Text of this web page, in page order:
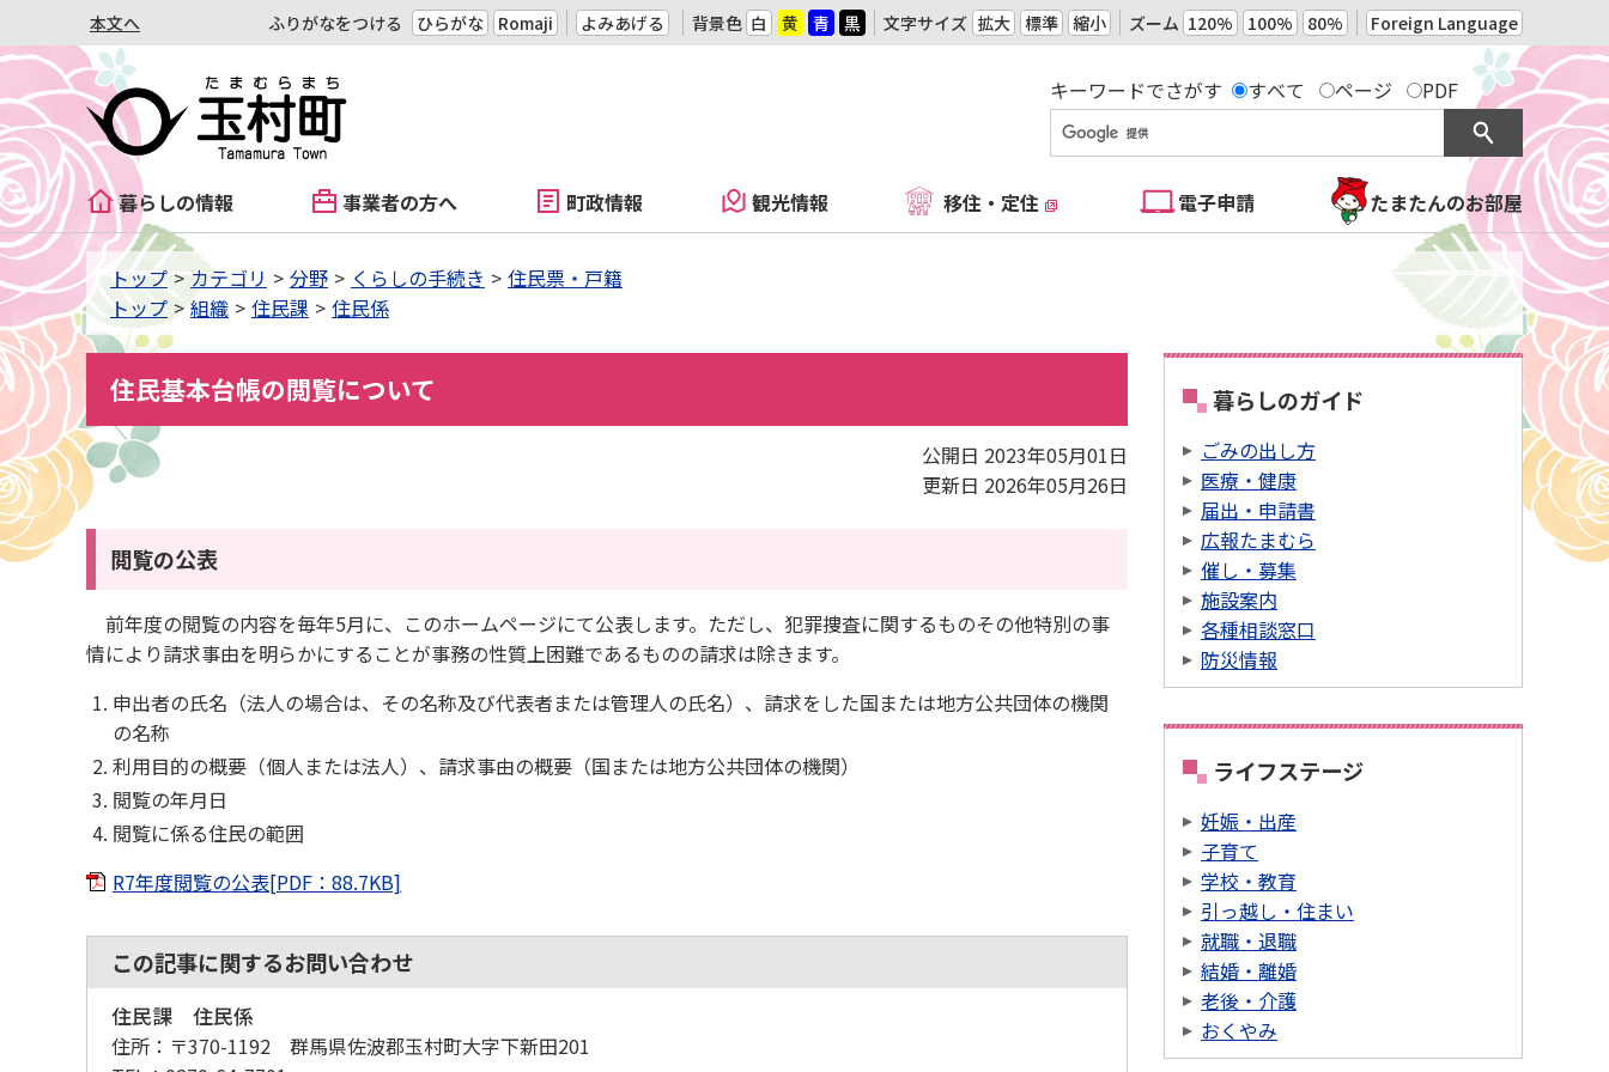
本文へ ふりがなをつける ひらがな Romaji よみあげる 背景色 白 黄 青 黒 文字サイズ 拡大 標準 縮小 ズーム 120% 100% 80% Foreign Language
キーワードでさがす すべて ページ PDF
暮らしの情報 事業者の方へ 町政情報 観光情報 移住・定住 電子申請 たまたんのお部屋
トップ カテゴリ 分野 くらしの手続き
住民票・戸籍
トップ
組織 住民課 住民係
住民基本台帳の閲覧について
公開日 2023年05月01日
更新日 2026年05月26日
閲覧の公表
前年度の閲覧の内容を毎年5月に、このホームページにて公表します。ただし、犯罪捜査に関するものその他特別の事
情により請求事由を明らかにすることが事務の性質上困難であるものの請求は除きます。
申出者の氏名（法人の場合は、その名称及び代表者または管理人の氏名）、請求をした国または地方公共団体の機関
の名称
利用目的の概要（個人または法人）、請求事由の概要（国または地方公共団体の機関）
閲覧の年月日
閲覧に係る住民の範囲
R7年度閲覧の公表[PDF：88.7KB]
この記事に関するお問い合わせ
住民課 住民係
住所： 〒370-1192 群馬県佐波郡玉村町大字下新田201
暮らしのガイド
ごみの出し方
医療・健康
届出・申請書
広報たまむら
催し・募集
施設案内
各種相談窓口
防災情報
ライフステージ
妊娠・出産
子育て
学校・教育
引っ越し・住まい
就職・退職
結婚・離婚
老後・介護
おくやみ